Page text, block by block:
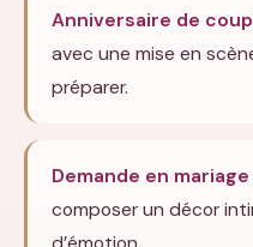
Anniversaire de
avec une mise en
préparer.
Demande en
composer un décor